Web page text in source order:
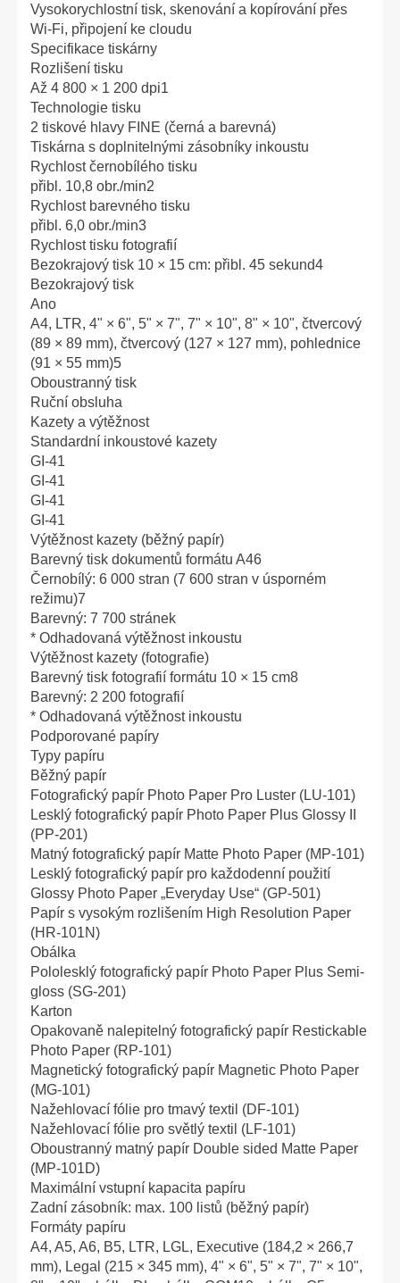
Vysokorychlostní tisk, skenování a kopírování přes
Wi-Fi, připojení ke cloudu
Specifikace tiskárny
Rozlišení tisku
Až 4 800 × 1 200 dpi1
Technologie tisku
2 tiskové hlavy FINE (černá a barevná)
Tiskárna s doplnitelnými zásobníky inkoustu
Rychlost černobílého tisku
přibl. 10,8 obr./min2
Rychlost barevného tisku
přibl. 6,0 obr./min3
Rychlost tisku fotografií
Bezokrajový tisk 10 × 15 cm: přibl. 45 sekund4
Bezokrajový tisk
Ano
A4, LTR, 4" × 6", 5" × 7", 7" × 10", 8" × 10", čtvercový
(89 × 89 mm), čtvercový (127 × 127 mm), pohlednice
(91 × 55 mm)5
Oboustranný tisk
Ruční obsluha
Kazety a výtěžnost
Standardní inkoustové kazety
GI-41
GI-41
GI-41
GI-41
Výtěžnost kazety (běžný papír)
Barevný tisk dokumentů formátu A46
Černobílý: 6 000 stran (7 600 stran v úsporném
režimu)7
Barevný: 7 700 stránek
* Odhadovaná výtěžnost inkoustu
Výtěžnost kazety (fotografie)
Barevný tisk fotografií formátu 10 × 15 cm8
Barevný: 2 200 fotografií
* Odhadovaná výtěžnost inkoustu
Podporované papíry
Typy papíru
Běžný papír
Fotografický papír Photo Paper Pro Luster (LU-101)
Lesklý fotografický papír Photo Paper Plus Glossy II
(PP-201)
Matný fotografický papír Matte Photo Paper (MP-101)
Lesklý fotografický papír pro každodenní použití
Glossy Photo Paper „Everyday Use“ (GP-501)
Papír s vysokým rozlišením High Resolution Paper
(HR-101N)
Obálka
Pololesklý fotografický papír Photo Paper Plus Semi-
gloss (SG-201)
Karton
Opakovaně nalepitelný fotografický papír Restickable
Photo Paper (RP-101)
Magnetický fotografický papír Magnetic Photo Paper
(MG-101)
Nažehlovací fólie pro tmavý textil (DF-101)
Nažehlovací fólie pro světlý textil (LF-101)
Oboustranný matný papír Double sided Matte Paper
(MP-101D)
Maximální vstupní kapacita papíru
Zadní zásobník: max. 100 listů (běžný papír)
Formáty papíru
A4, A5, A6, B5, LTR, LGL, Executive (184,2 × 266,7
mm), Legal (215 × 345 mm), 4" × 6", 5" × 7", 7" × 10",